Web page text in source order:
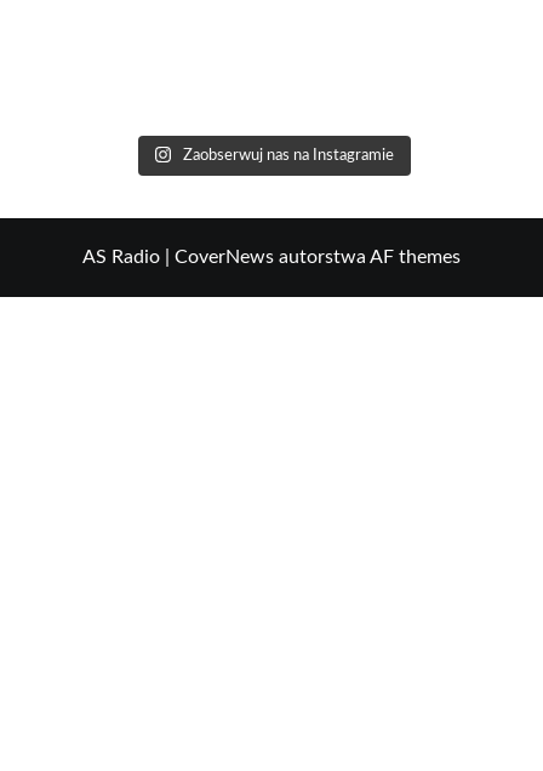
Zaobserwuj nas na Instagramie
AS Radio CoverNews autorstwa AF themes